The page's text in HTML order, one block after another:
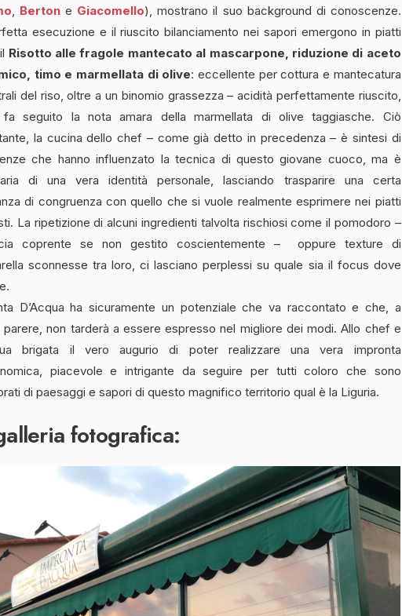
Berton e Giacomello), mostrano il suo background di conoscenze.
esecuzione e il riuscito bilanciamento nei sapori emergono in piatti
Risotto alle fragole mantecato al mascarpone, riduzione di aceto
timo e marmellata di olive: eccellente per cottura e mantecatura
del riso, oltre a un binomio grassezza – acidità perfettamente riuscito,
seguito la nota amara della marmellata di olive taggiasche. Ciò
la cucina dello chef – come già detto in precedenza – è sintesi di
che hanno influenzato la tecnica di questo giovane cuoco, ma è
di una vera identità personale, lasciando trasparire una certa
di congruenza con quello che si vuole realmente esprimere nei piatti
La ripetizione di alcuni ingredienti talvolta rischiosi come il pomodoro –
coprente se non gestito coscientemente – oppure texture di
sconnesse tra loro, ci lasciano perplessi su quale sia il focus dove
D’Acqua ha sicuramente un potenziale che va raccontato e che, a
parere, non tarderà a essere espresso nel migliore dei modi. Allo chef e
brigata il vero augurio di poter realizzare una vera impronta
piacevole e intrigante da seguire per tutti coloro che sono
di paesaggi e sapori di questo magnifico territorio qual è la Liguria.
fotografica: